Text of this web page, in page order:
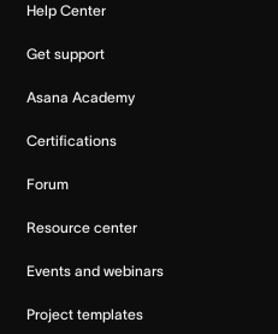
Help Center
Get support
Asana Academy
Certifications
Forum
Resource center
Events and webinars
Project templates